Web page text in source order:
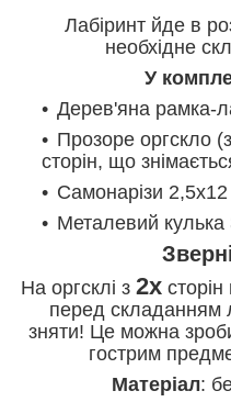
Лабіринт йде в
необхідне
У
Дерев'яна рамка-
Прозоре оргскло
сторін, що
Самонарізи
Металевий
На оргсклі з 2хсторін
перед складанням
зняти! Це можна
гострим
Матеріал: